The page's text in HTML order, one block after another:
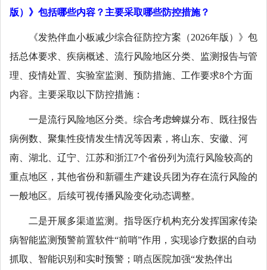
版）》包括哪些内容？主要采取哪些防控措施？
《发热伴血小板减少综合征防控方案（2026年版）》包
括总体要求、疾病概述、流行风险地区分类、监测报告与管
理、疫情处置、实验室监测、预防措施、工作要求8个方面
内容。主要采取以下防控措施：
一是流行风险地区分类。综合考虑蜱媒分布、既往报告
病例数、聚集性疫情发生情况等因素，将山东、安徽、河
南、湖北、辽宁、江苏和浙江7个省份列为流行风险较高的
重点地区，其他省份和新疆生产建设兵团为存在流行风险的
一般地区。后续可视传播风险变化动态调整。
二是开展多渠道监测。指导医疗机构充分发挥国家传染
病智能监测预警前置软件“前哨”作用，实现诊疗数据的自动
抓取、智能识别和实时预警；哨点医院加强“发热伴出